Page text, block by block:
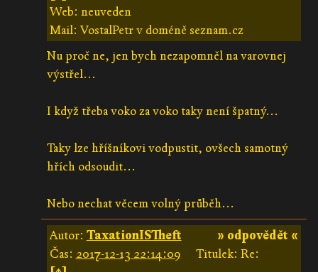
Web: neuveden
Mail: VostalPetr v doméně seznam.cz
Nu proč ne, jen bych nezapomněl na varovnej
výstřel...
I když třeba voko za voko taky není špatný...
Taky lze hříšníkovi vodpustit, ovšech samotný
hřích odsoudit...
Nebo nechat věcem volný průběh...
» odpovědět «
Autor: TaxationISTheft
Čas: 2017-12-13 22:14:09
Titulek: Re: